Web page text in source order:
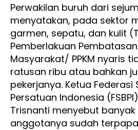
Perwakilan buruh dari
menyatakan, pada sektor
garmen, sepatu, dan kulit
Pemberlakuan
Masyarakat/ PPKM nyaris
ratusan ribu atau bahkan
pekerjanya. Ketua Federasi
Persatuan Indonesia
Trisnanti menyebut banyak
anggotanya sudah